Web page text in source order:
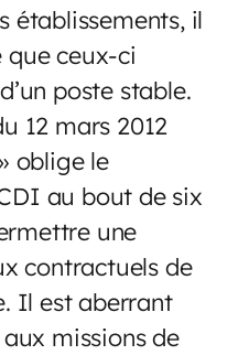
établissements, il
que ceux-ci
poste stable.
12 mars 2012
oblige le
au bout de six
une
contractuels de
Il est aberrant
missions de